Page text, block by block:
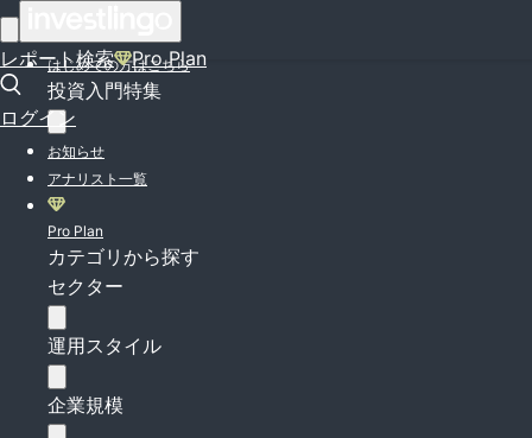
レポート検索 Pro Plan
ログイン
はじめての方はこちら
投資入門特集
お知らせ
アナリスト一覧
Pro Plan
カテゴリから探す
セクター
運用スタイル
企業規模